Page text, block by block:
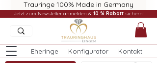
Trauringe 100% Made in Germany
Eheringe Konfigurator Kontakt
Jetzt zum Newsletter anmelden & 10 % Rabatt sichern!